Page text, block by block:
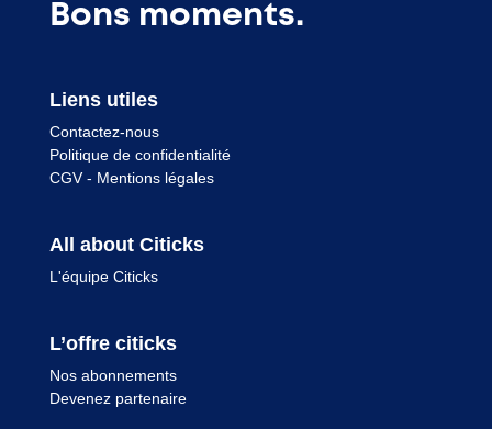
Bons moments.
Liens utiles
Contactez-nous
Politique de confidentialité
CGV- Mentions légales
All about Citicks
L'équipe Citicks
L’offre citicks
Nos abonnements
Devenez partenaire